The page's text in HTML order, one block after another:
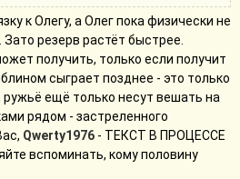
к Олегу, а Олег пока физически не
резерв растёт быстрее.
получить, только если получит
сыграет позднее - это только
ружьё ещё только несут вешать на
рядом - застреленного
Qwerty1976 - ТЕКСТ В ПРОЦЕССЕ
вспоминать, кому половину